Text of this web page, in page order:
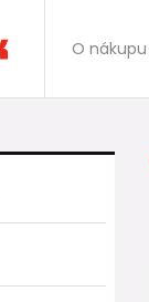
O nákupu